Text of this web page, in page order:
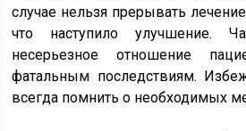
случае нельзя прерывать
что наступило улучшение.
несерьезное отношение
фатальным последствиям.
всегда помнить о необходимых